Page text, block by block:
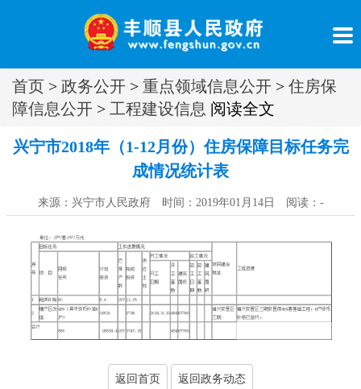
首页 > 政务公开 > 重点领域信息公开 > 住房保
障信息公开 > 工程建设信息 阅读全文
兴宁市2018年（1-12月份）住房保障目标任务完
成情况统计表
来源：兴宁市人民政府 时间：2019年01月14日 阅读： -
返回首页 返回政务动态